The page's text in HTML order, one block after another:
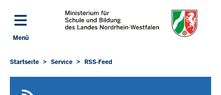
Direkt zum Inhalt
Menü
Sie
befinden
sich
Startseite Service RSS-Feed